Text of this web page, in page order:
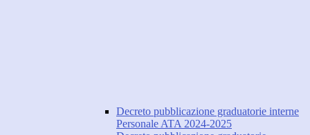
Decreto pubblicazione graduatorie interne
Personale ATA 2024-2025